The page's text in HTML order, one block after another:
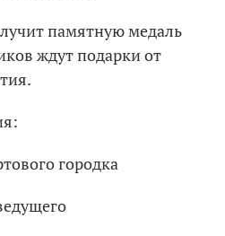
памятную медаль
ждут подарки от
городка